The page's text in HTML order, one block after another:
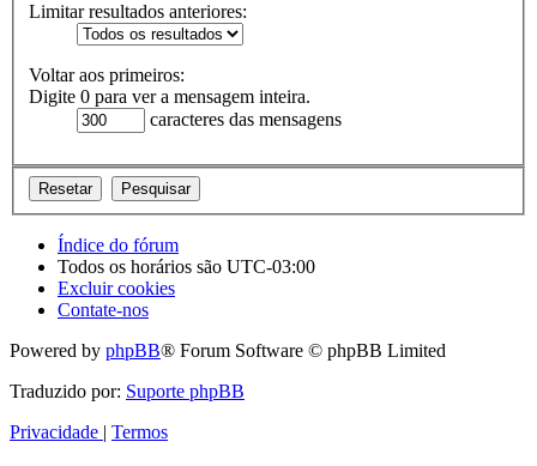
Limitar resultados anteriores:
Voltar aos primeiros:
Digite 0 para ver a mensagem inteira.
caracteres das mensagens
Índice do fórum
Todos os horários são UTC-03:00
Excluir cookies
Contate-nos
Powered by phpBB® Forum Software © phpBB Limited
Traduzido por: Suporte phpBB
Privacidade | Termos